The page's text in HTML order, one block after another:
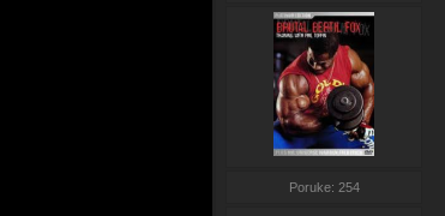
Poruke: 254